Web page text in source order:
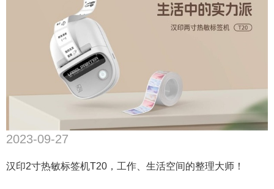
2023-09-27
汉印2寸热敏标签机T20，工作、生活空间的整理大师！